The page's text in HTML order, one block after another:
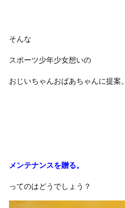
そんな
スポーツ少年少女想いの
おじいちゃんおばあちゃんに提案。
メンテナンスを贈る。
ってのはどうでしょう？